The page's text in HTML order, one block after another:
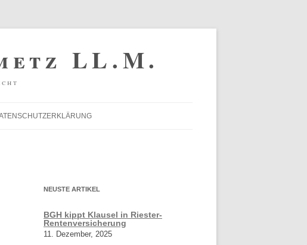
LL.M.
NEUSTE ARTIKEL
BGH kippt Klausel in Riester-
Rentenversicherung
11. Dezember, 2025